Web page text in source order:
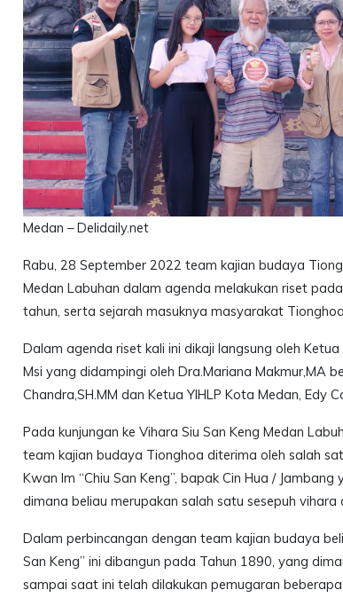
Medan – Delidaily.net
Rabu, 28 September 2022 team kajian budaya
Medan Labuhan dalam agenda melakukan riset
tahun, serta sejarah masuknya masyarakat
Dalam agenda riset kali ini dikaji langsung oleh Ketua
Msi yang didampingi oleh Dra.Mariana Makmur,MA
Chandra,SH.MM dan Ketua YIHLP Kota Medan, Edy
Pada kunjungan ke Vihara Siu San Keng Medan
team kajian budaya Tionghoa diterima oleh salah
Kwan Im “Chiu San Keng”, bapak Cin Hua /
dimana beliau merupakan salah satu sesepuh
Dalam perbincangan dengan team kajian budaya
San Keng” ini dibangun pada Tahun 1890, yang
sampai saat ini telah dilakukan pemugaran